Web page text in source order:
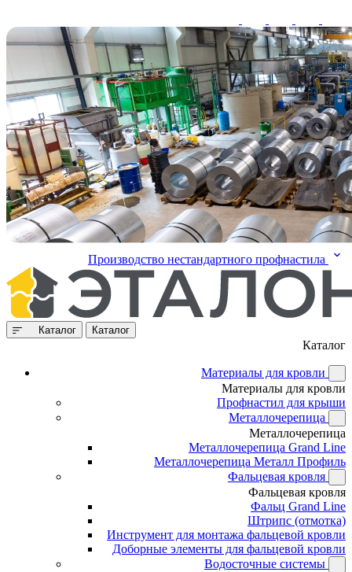
Производство нестандартного профнастила
Каталог Каталог
Каталог
Материалы для кровли
Материалы для кровли
Профнастил для крыши
Металлочерепица
Металлочерепица
Металлочерепица Grand Line
Металлочерепица Металл Профиль
Фальцевая кровля
Фальцевая кровля
Фальц Grand Line
Штрипс (отмотка)
Инструмент для монтажа фальцевой кровли
Доборные элементы для фальцевой кровли
Водосточные системы